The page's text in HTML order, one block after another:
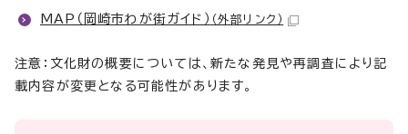
MAP（岡崎市わが街ガイド） （外部リンク）
注意：文化財の概要については、新たな発見や再調査により記
載内容が変更となる可能性があります。